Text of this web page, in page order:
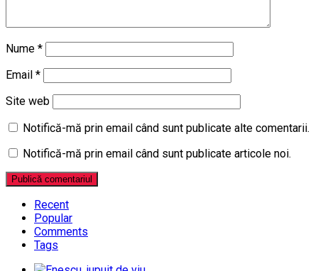
Nume *
Email *
Site web
Notifică-mă prin email când sunt publicate alte comentarii.
Notifică-mă prin email când sunt publicate articole noi.
Recent
Popular
Comments
Tags